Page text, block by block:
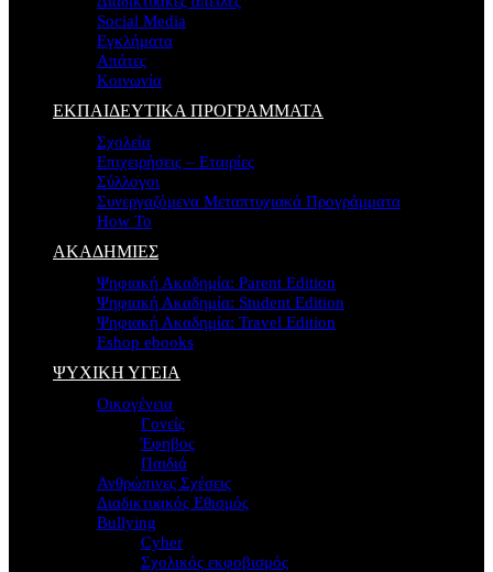
Social Media
Εγκλήματα
Απάτες
Κοινωνία
ΕΚΠΑΙΔΕΥΤΙΚΑ ΠΡΟΓΡΑΜΜΑΤΑ
Σχολεία
Επιχειρήσεις – Εταιρίες
Σύλλογοι
Συνεργαζόμενα Μεταπτυχιακά Προγράμματα
How To
ΑΚΑΔΗΜΙΕΣ
Ψηφιακή Ακαδημία: Parent Edition
Ψηφιακή Ακαδημία: Student Edition
Ψηφιακή Ακαδημία: Travel Edition
Eshop ebooks
ΨΥΧΙΚΗ ΥΓΕΙΑ
Οικογένεια
Γονείς
Έφηβος
Παιδιά
Ανθρώπινες Σχέσεις
Διαδικτυακός Εθισμός
Bullying
Cyber
Σχολικός εκφοβισμός